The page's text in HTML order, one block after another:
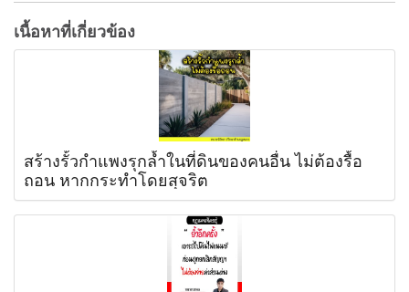
เนื้อหาที่เกี่ยวข้อง
สร้างรั้วกำแพงรุกล้ำในที่ดินของคนอื่น ไม่ต้องรื้อ
ถอน หากกระทำโดยสุจริต